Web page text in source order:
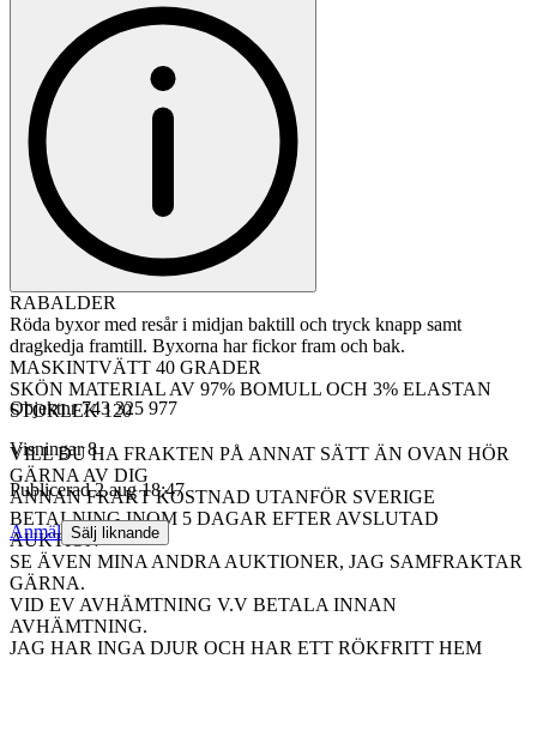
RABALDER
Röda byxor med resår i midjan baktill och tryck knapp samt
dragkedja framtill. Byxorna har fickor fram och bak.
MASKINTVÄTT 40 GRADER
SKÖN MATERIAL AV 97% BOMULL OCH 3% ELASTAN
STORLEK 120
VILL DU HA FRAKTEN PÅ ANNAT SÄTT ÄN OVAN HÖR
GÄRNA AV DIG
ANNAN FRAKT KOSTNAD UTANFÖR SVERIGE
BETALNING INOM 5 DAGAR EFTER AVSLUTAD
AUKTION
SE ÄVEN MINA ANDRA AUKTIONER, JAG SAMFRAKTAR
GÄRNA.
VID EV AVHÄMTNING V.V BETALA INNAN
AVHÄMTNING.
JAG HAR INGA DJUR OCH HAR ETT RÖKFRITT HEM
Objektnr 743 325 977
Visningar 8
Publicerad 2 aug 18:47
Anmäl Sälj liknande